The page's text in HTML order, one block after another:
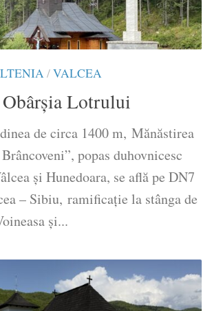
/VALCEA
Lotrului
de circa 1400 m, Mănăstirea
popas duhovnicesc
şi Hunedoara, se află pe DN7
– Sibiu, ramificaţie la stânga de
şi...